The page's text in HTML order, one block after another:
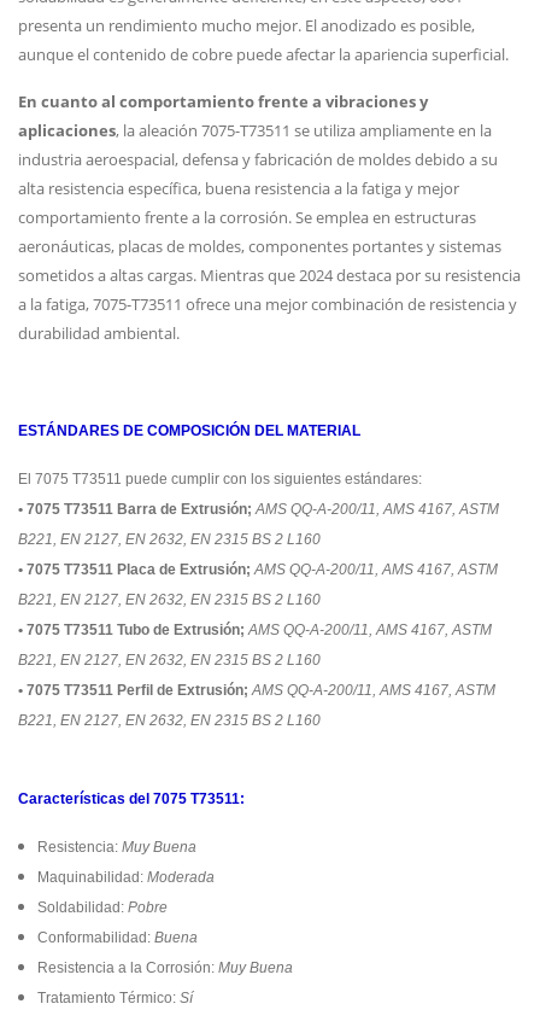
presenta un rendimiento mucho mejor. El anodizado es posible,
aunque el contenido de cobre puede afectar la apariencia superficial.
En cuanto al comportamiento frente a vibraciones y
aplicaciones, la aleación 7075-T73511 se utiliza ampliamente en la
industria aeroespacial, defensa y fabricación de moldes debido a su
alta resistencia específica, buena resistencia a la fatiga y mejor
comportamiento frente a la corrosión. Se emplea en estructuras
aeronáuticas, placas de moldes, componentes portantes y sistemas
sometidos a altas cargas. Mientras que 2024 destaca por su resistencia
a la fatiga, 7075-T73511 ofrece una mejor combinación de resistencia y
durabilidad ambiental.
ESTÁNDARES DE COMPOSICIÓN DEL MATERIAL
El 7075 T73511 puede cumplir con los siguientes estándares:
• 7075 T73511 Barra de Extrusión; AMS QQ-A-200/11, AMS 4167, ASTM
B221, EN 2127, EN 2632, EN 2315 BS 2 L160
• 7075 T73511 Placa de Extrusión; AMS QQ-A-200/11, AMS 4167, ASTM
B221, EN 2127, EN 2632, EN 2315 BS 2 L160
• 7075 T73511 Tubo de Extrusión; AMS QQ-A-200/11, AMS 4167, ASTM
B221, EN 2127, EN 2632, EN 2315 BS 2 L160
• 7075 T73511 Perfil de Extrusión; AMS QQ-A-200/11, AMS 4167, ASTM
B221, EN 2127, EN 2632, EN 2315 BS 2 L160
Características del 7075 T73511:
Resistencia: Muy Buena
Maquinabilidad: Moderada
Soldabilidad: Pobre
Conformabilidad: Buena
Resistencia a la Corrosión: Muy Buena
Tratamiento Térmico: Sí